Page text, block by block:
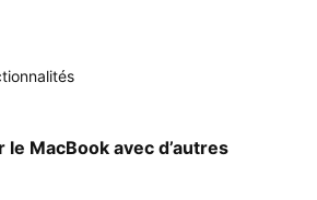
MacBook avec d’autres